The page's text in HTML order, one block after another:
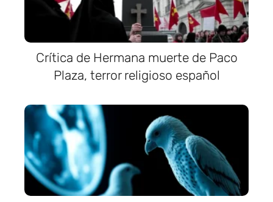
Crítica de Hermana muerte de Paco
Plaza, terror religioso español